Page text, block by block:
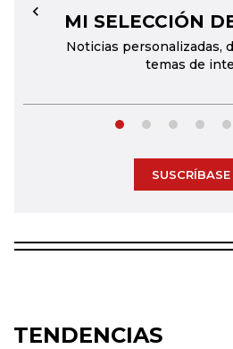
MI SELECCIÓN
Noticias personalizadas,
temas de
←
SUSCRÍBASE
TENDENCIAS